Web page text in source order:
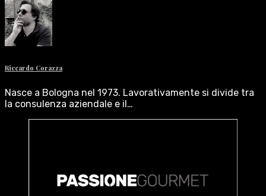
Riccardo Corazza
Nasce a Bologna nel 1973. Lavorativamente si divide tra
la consulenza aziendale e il…